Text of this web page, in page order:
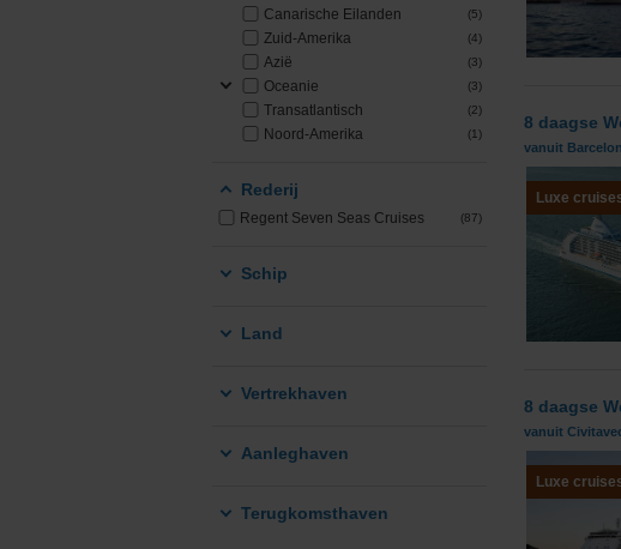
SeaDream Yacht Club
Star Clippers
Canarische Eilanden (5)
Zuid-Amerika (4)
Azië (3)
Oceanie (3)
Transatlantisch (2)
Noord-Amerika (1)
Rederij
Regent Seven Seas Cruises (87)
Schip
Land
Vertrekhaven
Aanleghaven
Terugkomsthaven
8 daagse
vanuit
Luxe
8 daagse
vanuit
Luxe